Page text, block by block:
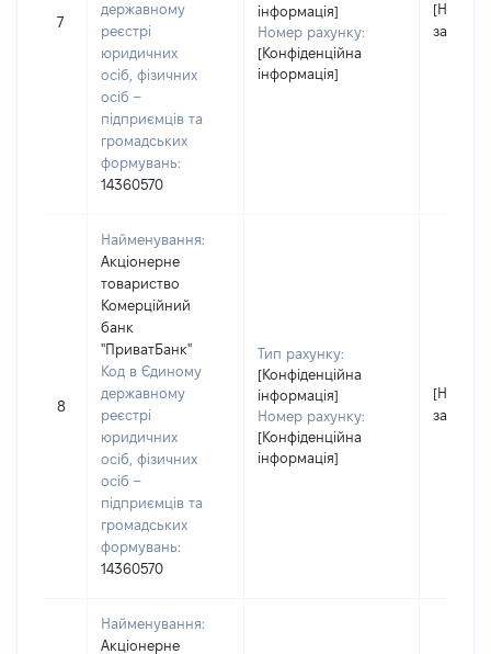
7
державному
реєстрі
юридичних
осіб, фізичних
осіб –
підприємців та
громадських
формувань:
14360570
інформація]
Номер рахунку:
[Конфіденційна
інформація]
[Не
8
Найменування:
Акціонерне
товариство
Комерційний
банк
"ПриватБанк"
Код в Єдиному
державному
реєстрі
юридичних
осіб, фізичних
осіб –
підприємців та
громадських
формувань:
14360570
Тип рахунку:
[Конфіденційна
інформація]
Номер рахунку:
[Конфіденційна
інформація]
[Не
Найменування:
Акціонерне